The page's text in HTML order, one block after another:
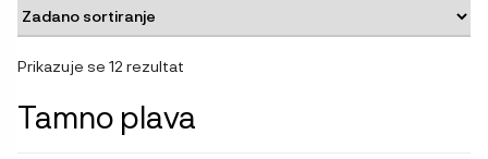
Prikazuje se 12 rezultat
Tamno plava